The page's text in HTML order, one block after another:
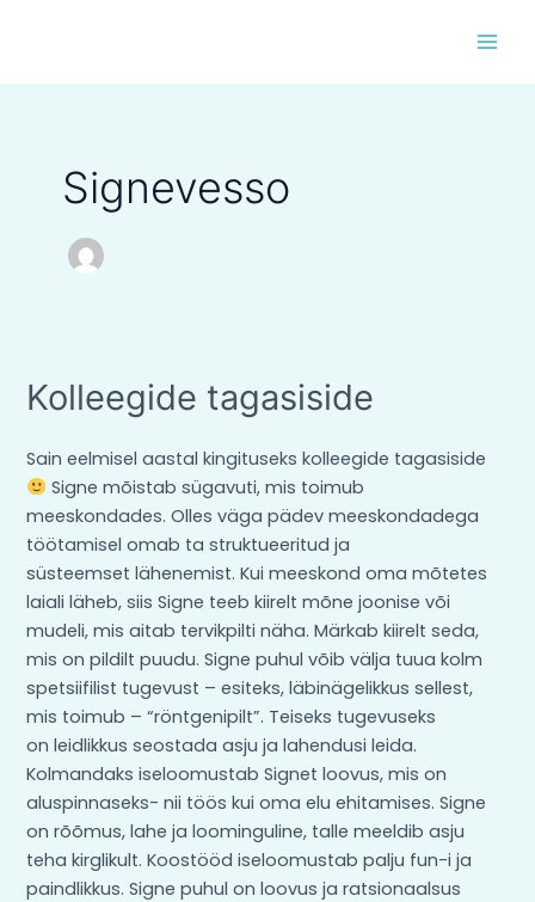
Signevesso
Kolleegide tagasiside
Sain eelmisel aastal kingituseks kolleegide tagasiside
Signe mõistab sügavuti, mis toimub
meeskondades. Olles väga pädev meeskondadega
töötamisel omab ta struktueeritud ja
süsteemset lähenemist. Kui meeskond oma mõtetes
laiali läheb, siis Signe teeb kiirelt mõne joonise või
mudeli, mis aitab tervikpilti näha. Märkab kiirelt seda,
mis on pildilt puudu. Signe puhul võib välja tuua kolm
spetsiifilist tugevust – esiteks, läbinägelikkus sellest,
mis toimub – “röntgenipilt”. Teiseks tugevuseks
on leidlikkus seostada asju ja lahendusi leida.
Kolmandaks iseloomustab Signet loovus, mis on
aluspinnaseks- nii töös kui oma elu ehitamises. Signe
on rõõmus, lahe ja loominguline, talle meeldib asju
teha kirglikult. Koostööd iseloomustab palju fun-i ja
paindlikkus. Signe puhul on loovus ja ratsionaalsus
Kolleegide
tagasiside